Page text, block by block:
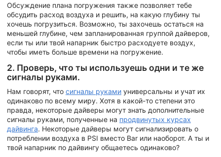
Обсуждение плана погружения также позволяет тебе
обсудить расход воздуха и решить, на какую глубину ты
хочешь погрузиться. Возможно, ты захочешь остаться на
меньшей глубине, чем запланированная группой дайверов,
если ты или твой напарник быстро расходуете воздух,
чтобы иметь больше времени на погружение.
2. Проверь, что ты используешь одни и те же
сигналы руками.
Нам говорят, что сигналы руками универсальны и учат их
одинаково по всему миру. Хотя в какой-то степени это
правда, некоторые дайверы могут знать дополнительные
сигналы руками, полученные на продвинутых курсах
дайвинга. Некоторые дайверы могут сигнализировать о
потреблении воздуха в PSI вместо Bar или наоборот. А ты и
твой напарник по дайвингу общаетесь одинаково?